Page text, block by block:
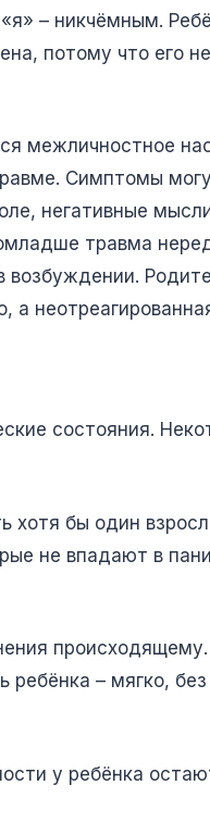
– никчёмным.
потому что его
межличностное
Симптомы
негативные
травма
состояния.
хотя бы один
не впадают в
– мягко,
у ребёнка